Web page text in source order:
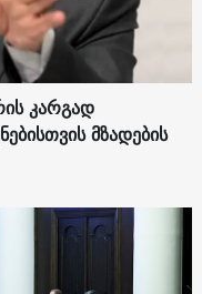
კარგად
მზადების